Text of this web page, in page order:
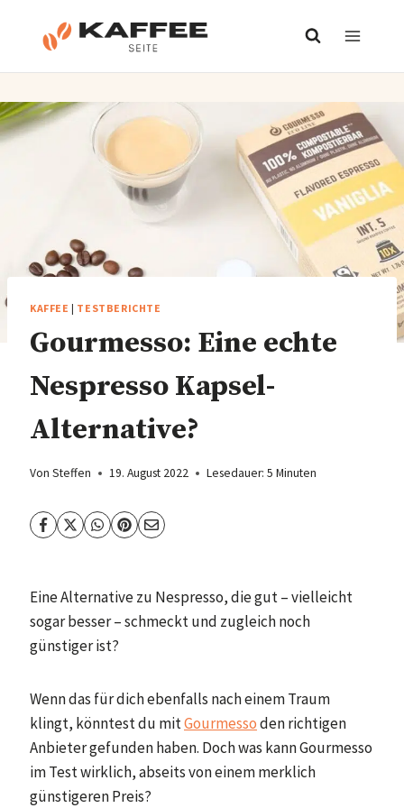
KAFFEE | TESTBERICHTE
Gourmesso: Eine echte
Nespresso Kapsel-
Alternative?
Von Steffen 19. August 2022 Lesedauer: 5Minuten
Eine Alternative zu Nespresso, die gut – vielleicht
sogar besser – schmeckt und zugleich noch
günstiger ist?
Wenn das für dich ebenfalls nach einem Traum
klingt, könntest du mitGourmessoden richtigen
Anbieter gefunden haben. Doch was kann Gourmesso
im Test wirklich, abseits von einem merklich
günstigeren Preis?